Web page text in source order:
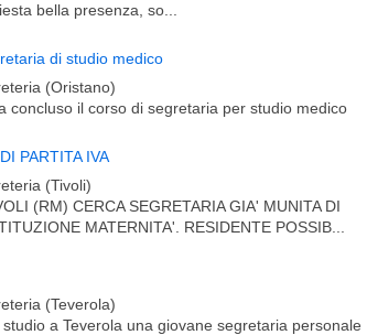
bella presenza, so...
di studio medico
(Oristano)
concluso il corso di segretaria per studio medico
PARTITA IVA
(Tivoli)
(RM) CERCA SEGRETARIA GIA' MUNITA DI
MATERNITA'. RESIDENTE POSSIB...
(Teverola)
a Teverola una giovane segretaria personale